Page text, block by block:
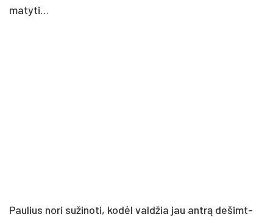
ma­ty­ti…
Pau­lius no­ri su­ži­no­ti, ko­dėl val­džia jau ant­rą de­šimt­